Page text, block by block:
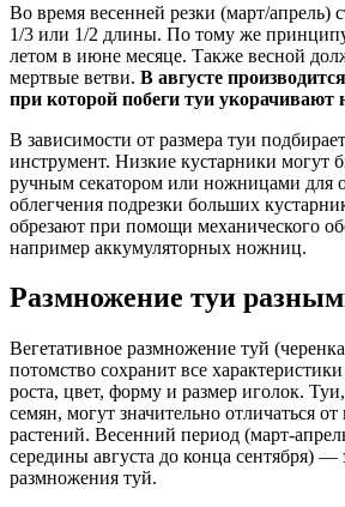
Во время весенней резки (март/апрель)
1/3 или 1/2 длины. По тому же
летом в июне месяце. Также весной
мертвые ветви. В августе
при которой побеги туи укорачивают
В зависимости от размера туи
инструмент. Низкие кустарники могут
ручным секатором или ножницами для
облегчения подрезки больших
обрезают при помощи механического
например аккумуляторных ножниц.
Размножение туи
Вегетативное размножение туй
потомство сохранит все
роста, цвет, форму и размер иголок.
семян, могут значительно отличаться
растений. Весенний период (март-
середины августа до конца сентября) —
размножения туй.